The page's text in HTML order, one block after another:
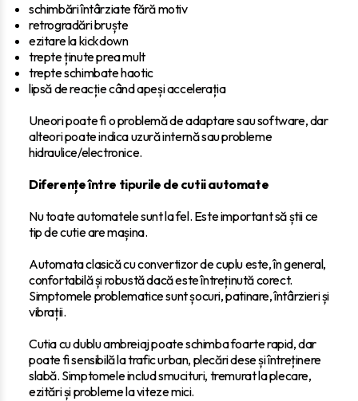
schimbări întârziate fără motiv
retrogradări bruște
ezitare la kickdown
trepte ținute prea mult
trepte schimbate haotic
lipsă de reacție când apeși accelerația
Uneori poate fi o problemă de adaptare sau software, dar
alteori poate indica uzură internă sau probleme
hidraulice/electronice.
Diferențe între tipurile de cutii automate
Nu toate automatele sunt la fel. Este important să știi ce
tip de cutie are mașina.
Automata clasică cu convertizor de cuplu este, în general,
confortabilă și robustă dacă este întreținută corect.
Simptomele problematice sunt șocuri, patinare, întârzieri și
vibrații.
Cutia cu dublu ambreiaj poate schimba foarte rapid, dar
poate fi sensibilă la trafic urban, plecări dese și întreținere
slabă. Simptomele includ smucituri, tremurat la plecare,
ezitări și probleme la viteze mici.